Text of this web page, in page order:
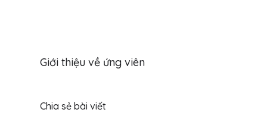
Giới thiệu về ứng viên
Chia sẻ bài viết